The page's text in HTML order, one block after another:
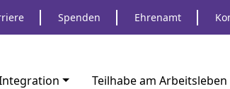
Spenden Ehrenamt
Teilhabe am Arbeitsleben